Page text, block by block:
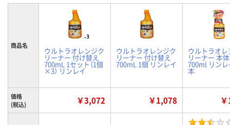
商品名
ウルトラオレンジク
リーナー 付け替え
700mL 1セット（1個
×3） リンレイ
ウルトラオレンジク
リーナー 付け替え
700mL 1個 リンレイ
ウルトラオ
リーナー 本体
700ml リン
本
価格
(税込)
￥3,072 ￥1,078